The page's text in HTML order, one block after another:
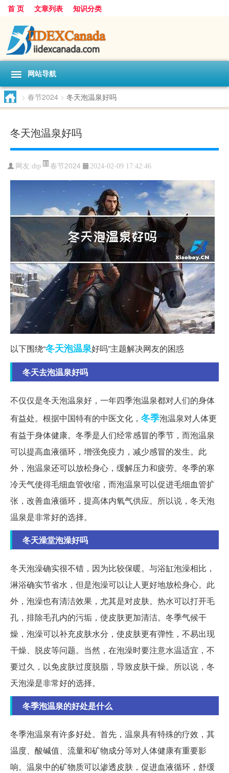
首 页 文章列表 知识分类
网站导航
> 春节2024 > 冬天泡温泉好吗
冬天泡温泉好吗
网友:dtp 春节2024 2024-02-09 17:42:46
以下围绕“冬天泡温泉好吗”主题解决网友的困惑
冬天去泡温泉好吗
不仅仅是冬天泡温泉好，一年四季泡温泉都对人们的身体
有益处。根据中国特有的中医文化， 冬季泡温泉对人体更
有益于身体健康。冬季是人们经常感冒的季节，而泡温泉
可以提高血液循环，增强免疫力，减少感冒的发生。此
外，泡温泉还可以放松身心，缓解压力和疲劳。冬季的寒
冷天气使得毛细血管收缩，而泡温泉可以促进毛细血管扩
张，改善血液循环，提高体内氧气供应。所以说，冬天泡
温泉是非常好的选择。
冬天澡堂泡澡好吗
冬天泡澡确实很不错，因为比较保暖。与浴缸泡澡相比，
淋浴确实节省水，但是泡澡可以让人更好地放松身心。此
外，泡澡也有清洁效果，尤其是对皮肤。热水可以打开毛
孔，排除毛孔内的污垢，使皮肤更加清洁。冬季气候干
燥，泡澡可以补充皮肤水分，使皮肤更有弹性，不易出现
干燥、脱皮等问题。当然，在泡澡时要注意水温适宜，不
要过久，以免皮肤过度脱脂，导致皮肤干燥。所以说，冬
天泡澡是非常好的选择。
冬季泡温泉的好处是什么
冬季泡温泉有许多好处。首先，温泉具有特殊的疗效，其
温度、酸碱值、流量和矿物成分等对人体健康有重要影
响。温泉中的矿物质可以渗透皮肤，促进血液循环，舒缓